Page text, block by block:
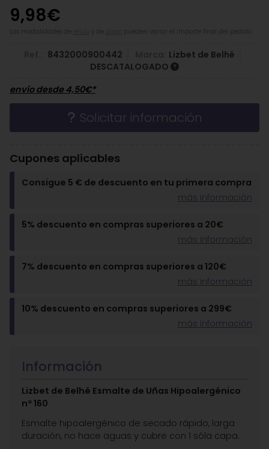
9,98€
pueden variar el importe final del pedido.
8432000900442
Lizbet de Belhé
DESCATALOGADO
envío desde4,50€*
Solicitar información
Cupones aplicables
Consigue 5 € de descuento en tu primera compra
más información
5% descuento en compras superiores a 20€
más información
7% descuento en compras superiores a 120€
más información
10% descuento en compras superiores a 299€
más información
Información
Lizbet de Belhé Esmalte de Uñas Hipoalergénico
nº 160
Esmalte hipoalergénico de secado rápido, larga
duración, no hace aguas y cubre con 1 sóla capa.